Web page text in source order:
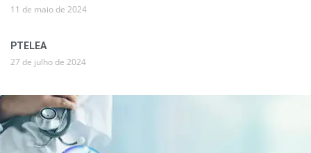
11 de maio de 2024
PTELEA
27 de julho de 2024